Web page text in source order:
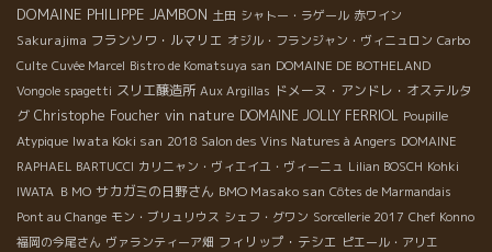
DOMAINE PHILIPPE JAMBON 土田 シャトー・ラゲール 赤ワイン
Sakurajima フランソワ・ルマリエ オジル・フランジャン・ヴィニュロン Carbo
Culte Cuvée Marcel Bistro de Komatsuya san DOMAINE DE BOTHELAND
Vongole spagetti スリエ醸造所 Aux Argillas ドメーヌ・アンドレ・オステルタ
グ Christophe Foucher vin nature DOMAINE JOLLY FERRIOL Poupille
Atypique Iwata Koki san 2018 Salon des Vins Natures à Angers DOMAINE
RAPHAEL BARTUCCI カリニャン・ヴィエイユ・ヴィーニュ Lilian BOSCH Kohki
IWATA ＢＭО サカガミの日野さん BMO Masako san Côtes de Marmandais
Pont au Change モン・ブリュリウス シェフ・グワン Sorcellerie 2017 Chef Konno
福岡の今尾さん ヴァランティーア畑 フィリップ・テシエ ピエール・アリエ